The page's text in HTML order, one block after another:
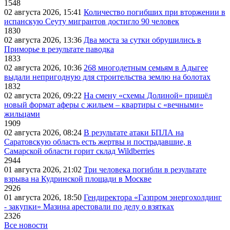
1548
02 августа 2026, 15:41 Количество погибших при вторжении в
испанскую Сеуту мигрантов достигло 90 человек
1830
02 августа 2026, 13:36 Два моста за сутки обрушились в
Приморье в результате паводка
1833
02 августа 2026, 10:36 268 многодетным семьям в Адыгее
выдали непригодную для строительства землю на болотах
1832
02 августа 2026, 09:22 На смену «схемы Долиной» пришёл
новый формат аферы с жильем – квартиры с «вечными»
жильцами
1909
02 августа 2026, 08:24 В результате атаки БПЛА на
Саратовскую область есть жертвы и пострадавшие, в
Самарской области горит склад Wildberries
2944
01 августа 2026, 21:02 Три человека погибли в результате
взрыва на Кудринской площади в Москве
2926
01 августа 2026, 18:50 Гендиректора «Газпром энергохолдинг
- закупки» Мазина арестовали по делу о взятках
2326
Все новости